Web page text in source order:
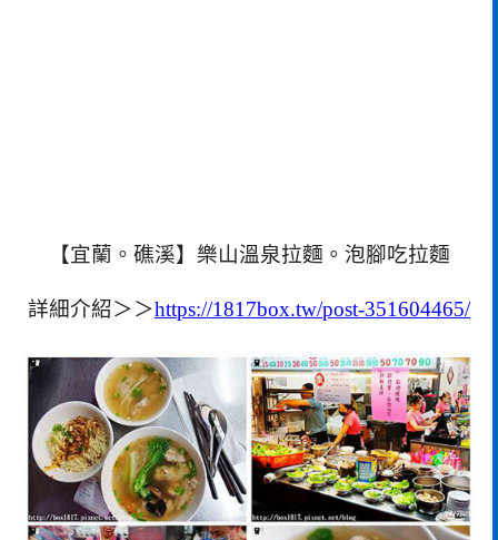
【宜蘭。礁溪】樂山溫泉拉麵。泡腳吃拉麵
詳細介紹＞＞https://1817box.tw/post-351604465/